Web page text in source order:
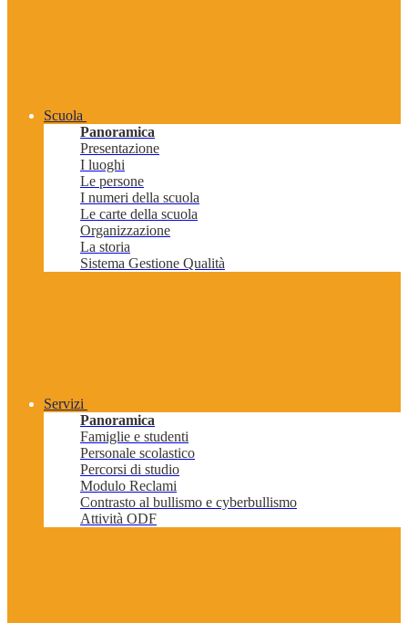
Scuola
Panoramica
Presentazione
I luoghi
Le persone
I numeri della scuola
Le carte della scuola
Organizzazione
La storia
Sistema Gestione Qualità
Servizi
Panoramica
Famiglie e studenti
Personale scolastico
Percorsi di studio
Modulo Reclami
Contrasto al bullismo e cyberbullismo
Attività ODF